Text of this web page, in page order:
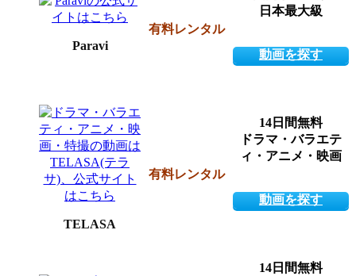
Paravi
有料レンタル
日本最大級
動画を探す
TELASA
有料レンタル
14日間無料
ドラマ・バラエテ
ィ・アニメ・映画
動画を探す
14日間無料